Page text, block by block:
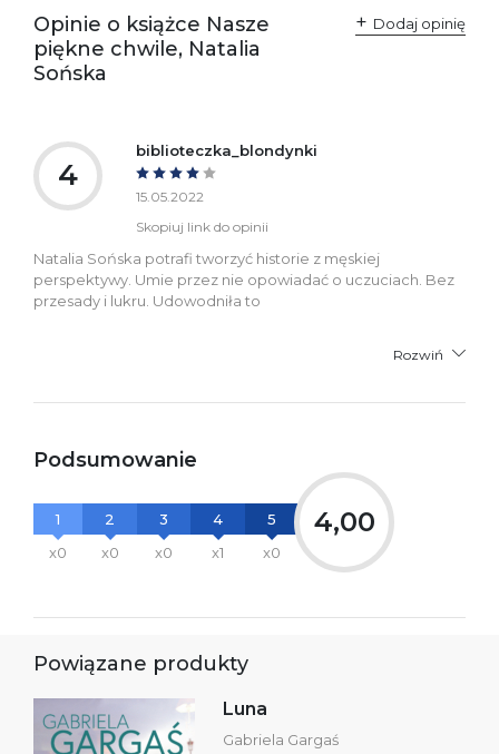
Opinie o książce Nasze
piękne chwile, Natalia
Sońska
Dodaj opinię
4
biblioteczka_blondynki
15.05.2022
Skopiuj link do opinii
Natalia Sońska potrafi tworzyć historie z męskiej
perspektywy. Umie przez nie opowiadać o uczuciach. Bez
przesady i lukru. Udowodniła to
Rozwiń
Podsumowanie
1
x0
2
x0
3
x0
4
x1
5
x0
4,00
Powiązane produkty
Luna
Gabriela Gargaś